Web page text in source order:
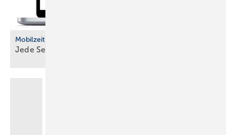
Mobilzeit
Jede Sekunde